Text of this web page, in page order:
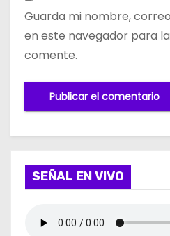
Guarda mi nombre,
en este navegador para
comente.
SEÑAL EN VIVO